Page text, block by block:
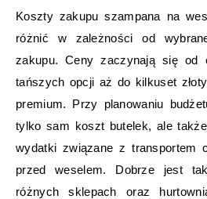
Koszty zakupu szampana na
różnić w zależności od
zakupu. Ceny zaczynają się od
tańszych opcji aż do kilkuset
premium. Przy planowaniu
tylko sam koszt butelek, ale
wydatki związane z transportem
przed weselem. Dobrze jest
różnych sklepach oraz